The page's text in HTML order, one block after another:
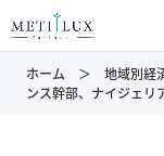
ホーム 地域別経
ンス幹部、ナイジェリ